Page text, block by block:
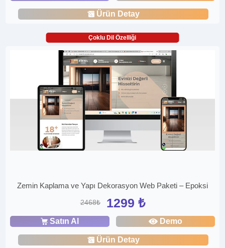
Ürün Detay
Çoklu Dil Özelliği
Zemin Kaplama ve Yapı Dekorasyon Web Paketi – Epoksi
2468₺ 1299 ₺
Satın Al Demo
Ürün Detay